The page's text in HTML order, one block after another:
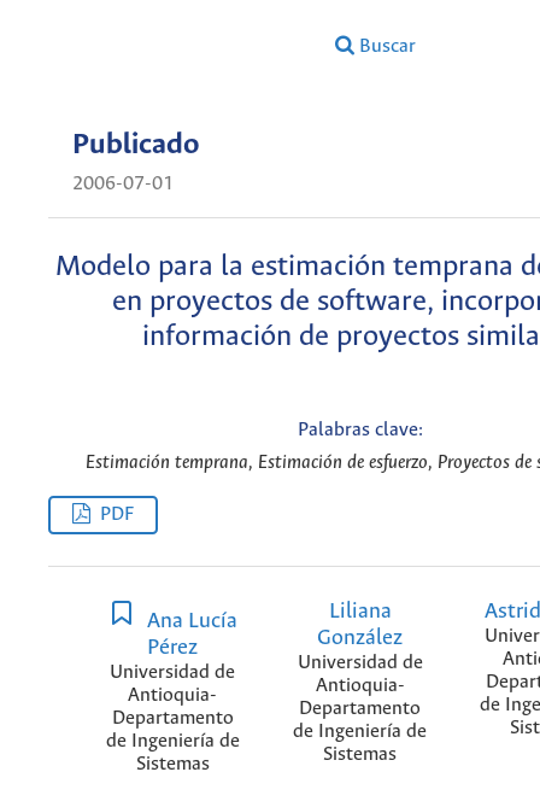
Buscar
Publicado
2006-07-01
Modelo para la estimación temprana
en proyectos de software,
información de proyectos
Palabras clave:
Estimación temprana, Estimación de esfuerzo, Proyectos de
PDF
Ana Lucía
Pérez
Universidad de
Antioquia-
Departamento
de Ingeniería de
Sistemas
Liliana
González
Universidad de
Antioquia-
Departamento
de Ingeniería de
Sistemas
de